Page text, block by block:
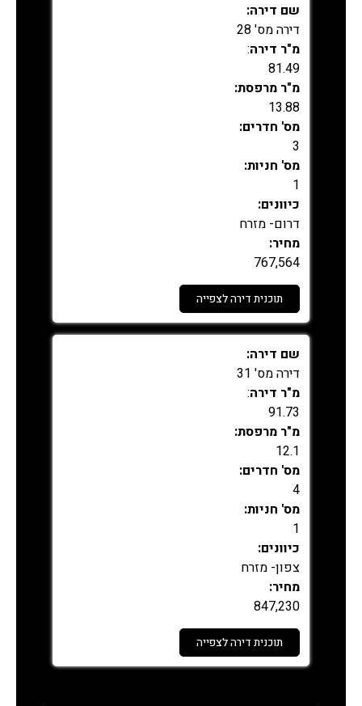
שם דירה:
דירה מס' 28
מ"ר דירה:
81.49
מ"ר מרפסת:
13.88
מס' חדרים:
3
מס' חניות:
1
כיוונים:
דרום- מזרח
מחיר:
767,564
תוכנית דירה לצפייה
נמכר
שם דירה:
דירה מס' 31
מ"ר דירה:
91.73
מ"ר מרפסת:
12.1
מס' חדרים:
4
מס' חניות:
1
כיוונים:
צפון- מזרח
מחיר:
847,230
תוכנית דירה לצפייה
נמכר